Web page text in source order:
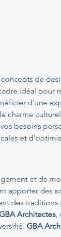
de
idéal pour
d'une
charme
besoins
et
et de
apporter des
des
Architectes,
GBA